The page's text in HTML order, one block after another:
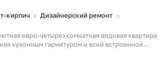
кирпич • Дизайнерский ремонт •
евро-четырехкомнатная видовая квартира
кухонным гарнитуром и всей встроенной...